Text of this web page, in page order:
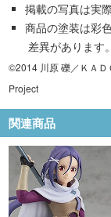
掲載の写真は実
商品の塗装は彩
差異があります
©2014 川原 礫／ＫＡ
Project
関連商品